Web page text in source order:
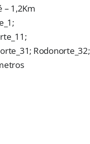
– 1,2Km
Rodonorte_32;